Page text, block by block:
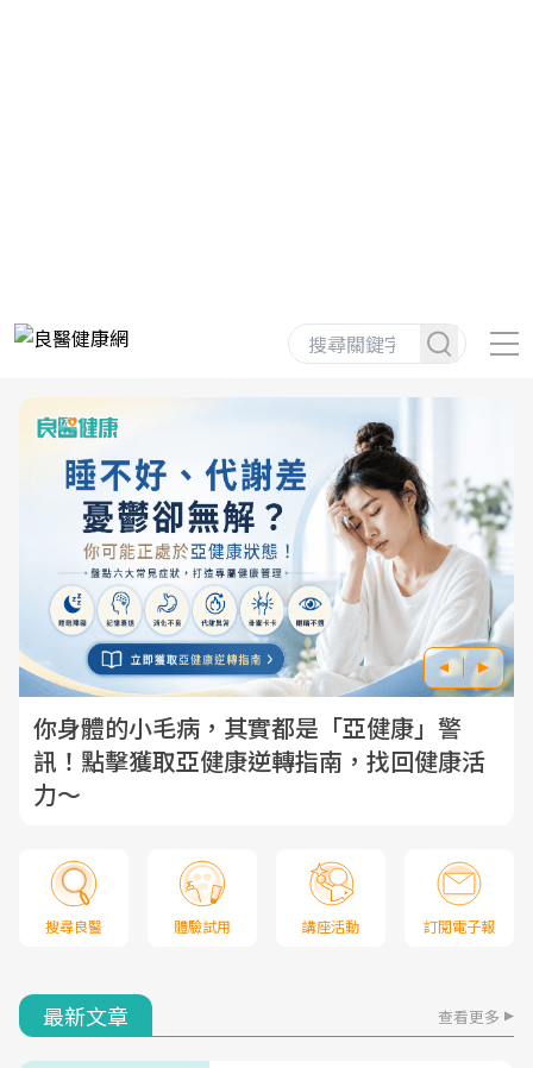
你身體的小毛病，其實都是「亞健康」警
訊！點擊獲取亞健康逆轉指南，找回健康活
力～
搜尋良醫 體驗試用 講座活動 訂閱電子報
最新文章 查看更多